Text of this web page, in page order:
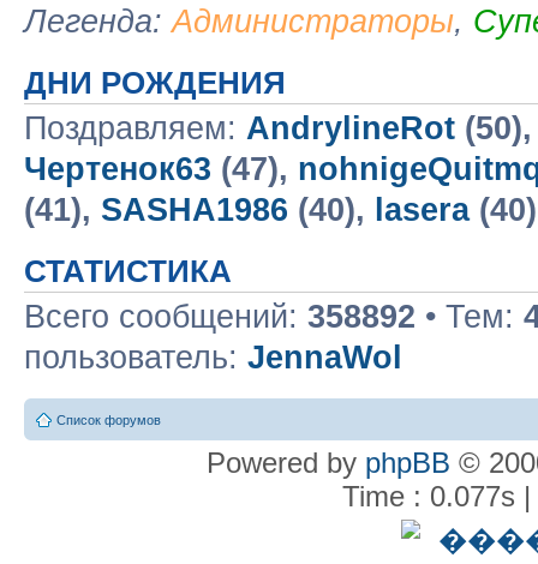
Легенда:Администраторы,
ДНИ РОЖДЕНИЯ
Поздравляем: AndrylineRot
Чертенок63 (47),
(41), SASHA1986 (40), lasera
СТАТИСТИКА
Всего сообщений: 358892 • Тем:
пользователь: JennaWol
Список форумов
Powered by phpBB ©
Time : 0.077s